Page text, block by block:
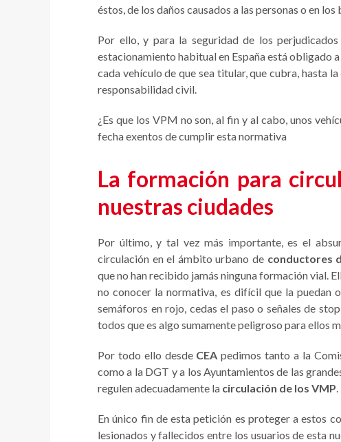
éstos, de los daños causados a las personas o en
Por ello, y para la seguridad de los
estacionamiento habitual en España está obligado
cada vehículo de que sea titular, que cubra, hasta
responsabilidad civil.
¿Es que los VPM no son, al fin y al cabo, unos
fecha exentos de cumplir esta normativa
La formación para
nuestras ciudades
Por último, y tal vez más importante, es el
circulación en el ámbito urbano de conductores
que no han recibido jamás ninguna formación vial.
no conocer la normativa, es difícil que la puedan
semáforos en rojo, cedas el paso o señales de
todos que es algo sumamente peligroso para ellos
Por todo ello desde CEA pedimos tanto a la
como a la DGT y a los Ayuntamientos de las
regulen adecuadamente la circulación de los VMP.
En único fin de esta petición es proteger a estos
lesionados y fallecidos entre los usuarios de esta